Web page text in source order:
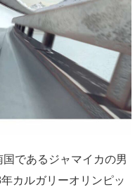
であるジャマイカの男
カルガリーオリンピッ